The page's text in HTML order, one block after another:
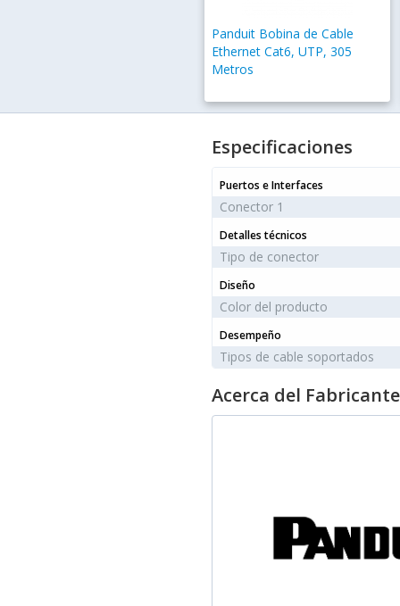
Panduit Bobina de Cable
Ethernet Cat6, UTP, 305
Metros
Especificaciones
Puertos e Interfaces
Conector 1
Detalles técnicos
Tipo de conector
Diseño
Color del producto
Desempeño
Tipos de cable soportados
Acerca del Fabricante